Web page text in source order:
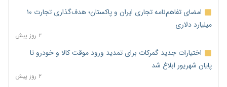
امضای تفاهم‌نامه تجاری ایران و پاکستان؛ هدف‌گذاری تجارت ۱۰
میلیارد دلاری
۲ روز پیش
اختیارات جدید گمرکات برای تمدید ورود موقت کالا و خودرو تا
پایان شهریور ابلاغ شد
۲ روز پیش